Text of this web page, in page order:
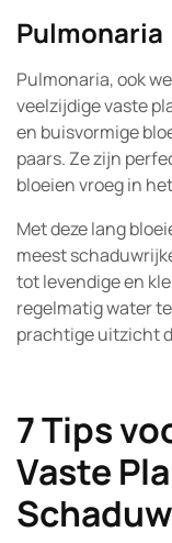
Pulmonaria
Pulmonaria, ook
veelzijdige vaste
en buisvormige
paars. Ze zijn
bloeien vroeg in
Met deze lang
meest
tot levendige en
regelmatig water
prachtige uitzicht
7 Tips
Vaste
Schaduw